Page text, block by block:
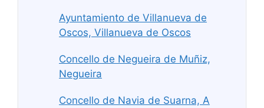
Ayuntamiento de Villanueva de
Oscos, Villanueva de Oscos
Concello de Negueira de Muñiz,
Negueira
Concello de Navia de Suarna, A